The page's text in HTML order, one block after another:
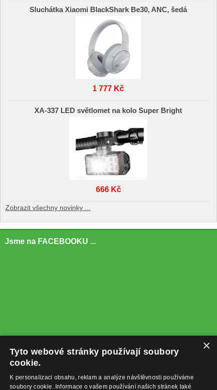
Sluchátka Xiaomi BlackShark Be30, ANC, šedá
1 777 Kč
XA-337 LED světlomet na kolo Super Bright
666 Kč
Zobrazit všechny novinky ...
Jsme na FACEBOOKU ...
×
Tyto webové stránky používají soubory
cookie.
K personalizaci obsahu, reklam a analýze návštěvnosti používáme
soubory cookie. Informace o vašem používání našich stránek také